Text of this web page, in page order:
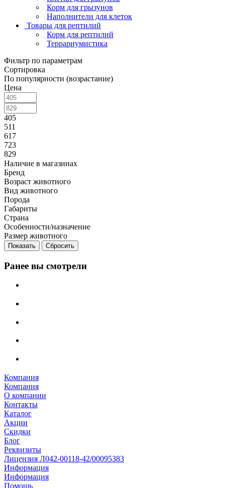
Корм для грызунов
Наполнители для клеток
Товары для рептилий
Корм для рептилий
Террариумистика
Фильтр по параметрам
Сортировка
По популярности (возрастание)
Цена
405
511
617
723
829
Наличие в магазинах
Бренд
Возраст животного
Вид животного
Порода
Габариты
Страна
Особенности/назначение
Размер животного
Сбросить
Ранее вы смотрели
Компания
Компания
О компании
Контакты
Каталог
Акции
Скидки
Блог
Реквизиты
Лицензия Л042-00118-42/00095383
Информация
Информация
Помощь